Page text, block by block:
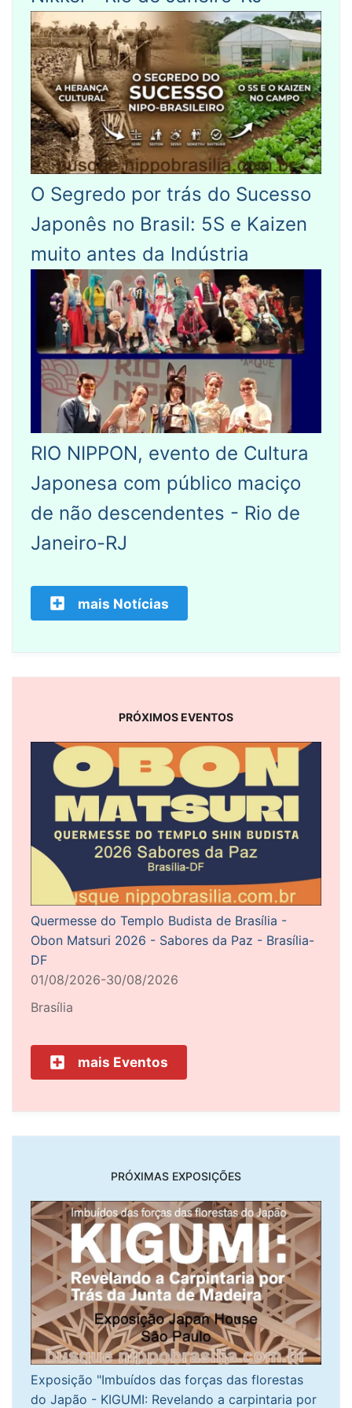
O Segredo por trás do Sucesso
Japonês no Brasil: 5S e Kaizen
muito antes da Indústria
RIO NIPPON, evento de Cultura
Japonesa com público maciço
de não descendentes - Rio de
Janeiro-RJ
mais Notícias
PRÓXIMOS EVENTOS
Quermesse do Templo Budista de Brasília -
Obon Matsuri 2026 - Sabores da Paz - Brasília-
DF
01/08/2026-30/08/2026
Brasília
mais Eventos
PRÓXIMAS EXPOSIÇÕES
Exposição "Imbuídos das forças das florestas
do Japão - KIGUMI: Revelando a carpintaria por